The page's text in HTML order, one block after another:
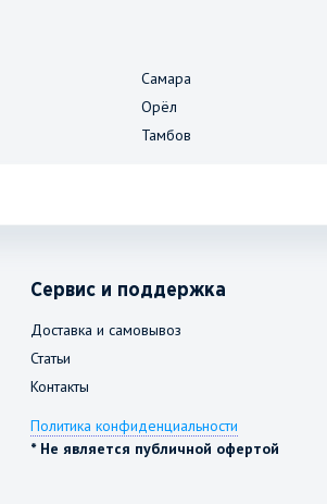
Самара
Орёл
Тамбов
Сервис и поддержка
Доставка и самовывоз
Статьи
Контакты
Политика конфиденциальности
* Не является публичной офертой